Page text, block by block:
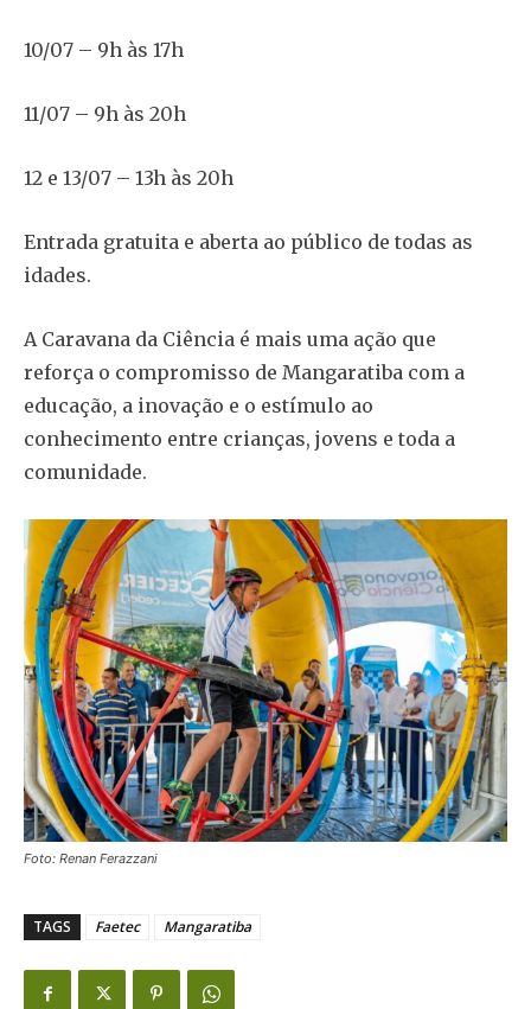
10/07 – 9h às 17h
11/07 – 9h às 20h
12 e 13/07 – 13h às 20h
Entrada gratuita e aberta ao público de todas as
idades.
A Caravana da Ciência é mais uma ação que
reforça o compromisso de Mangaratiba com a
educação, a inovação e o estímulo ao
conhecimento entre crianças, jovens e toda a
comunidade.
Foto: Renan Ferazzani
TAGS Faetec Mangaratiba